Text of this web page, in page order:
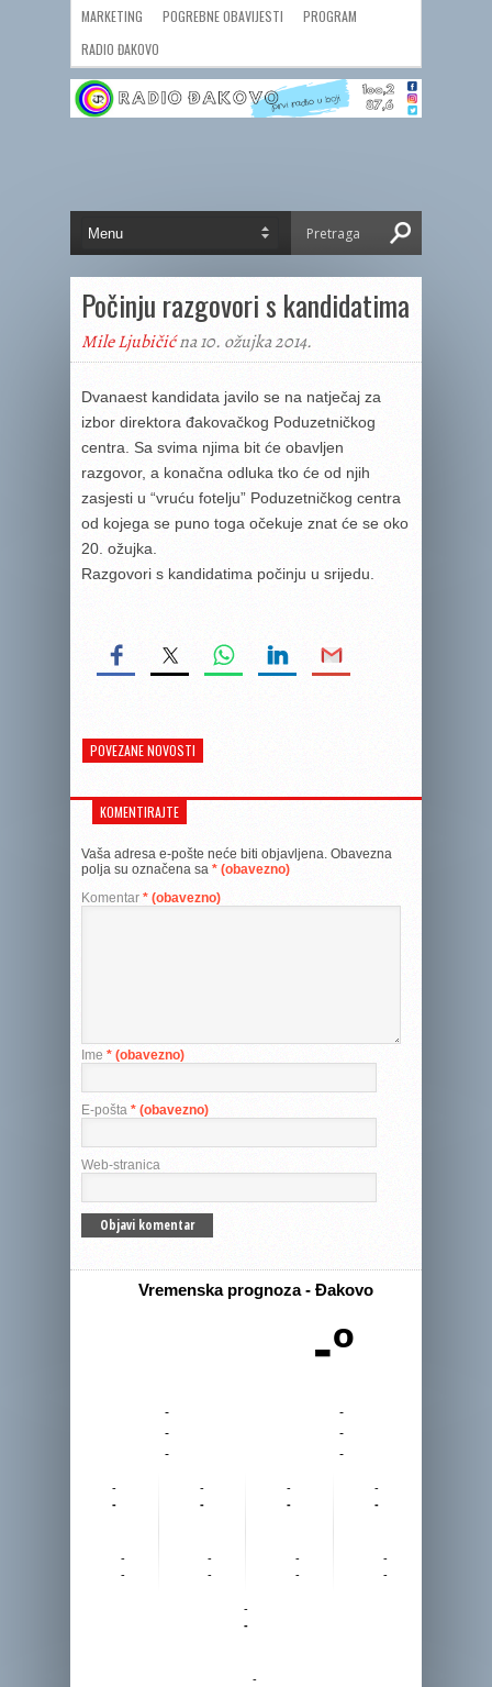
MARKETING POGREBNE OBAVIJESTI
PROGRAM
RADIO ĐAKOVO
Počinju razgovori s kandidatima
Mile Ljubičićna 10. ožujka 2014.
Dvanaest kandidata javilo se na natječaj za
izbor direktora đakovačkog Poduzetničkog
centra. Sa svima njima bit će obavljen
razgovor, a konačna odluka tko će od njih
zasjesti u “vruću fotelju” Poduzetničkog centra
od kojega se puno toga očekuje znat će se oko
20. ožujka.
Razgovori s kandidatima počinju u srijedu.
POVEZANE NOVOSTI
KOMENTIRAJTE
Vaša adresa e-pošte neće biti objavljena. Obavezna
polja su označena sa * (obavezno)
Komentar * (obavezno)
Ime * (obavezno)
E-pošta * (obavezno)
Web-stranica
Vremenska prognoza - Đakovo
-º
-
-
-
-
-
-
-
-
-
-
-
-
-
-
-
-
-
-
-
-
-
-
-
-
-